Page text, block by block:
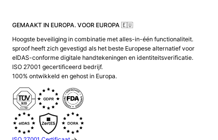
GEMAAKT IN EUROPA. VOOR EUROPA 🇪🇺
Hoogste beveiliging in combinatie met alles-in-één functionaliteit.
sproof heeft zich gevestigd als het beste Europese alternatief voor
eIDAS-conforme digitale handtekeningen en identiteitsverificatie.
ISO 27001 gecertificeerd bedrijf.
100% ontwikkeld en gehost in Europa.